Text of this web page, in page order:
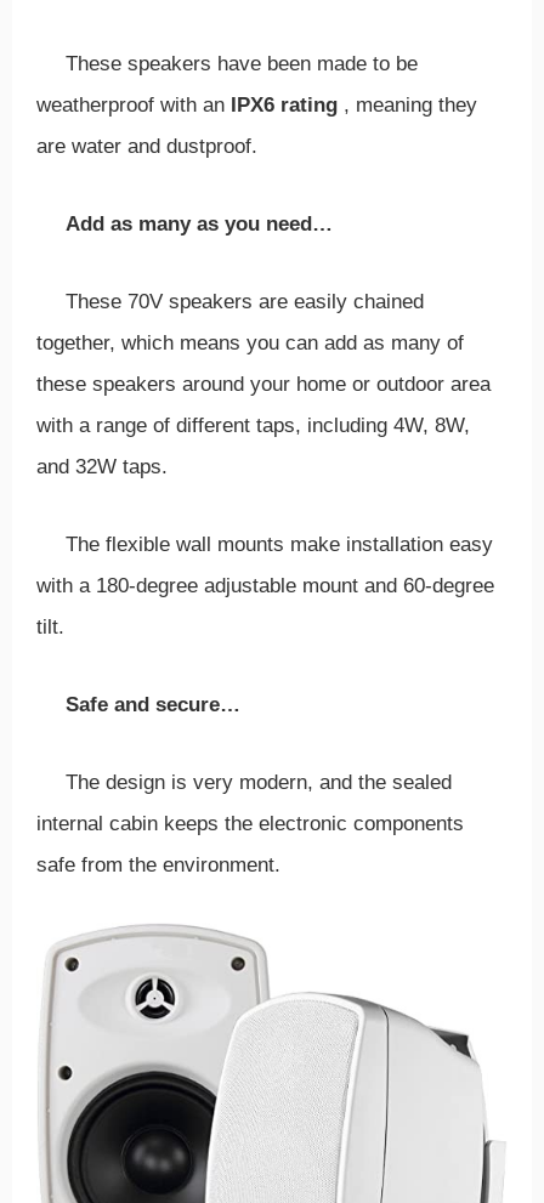
These speakers have been made to be
weatherproof with an
IPX6 rating , meaning they
are water and dustproof.
Add as many as you need…
These 70V speakers are easily chained
together, which means you can add as many of
these speakers around your home or outdoor area
with a range of different taps, including 4W, 8W,
and 32W taps.
The flexible wall mounts make installation easy
with a 180-degree adjustable mount and 60-degree
tilt.
Safe and secure…
The design is very modern, and the sealed
internal cabin keeps the electronic components
safe from the environment.